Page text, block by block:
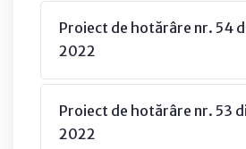
Proiect de hotărâre nr. 54
2022
Proiect de hotărâre nr. 53
2022